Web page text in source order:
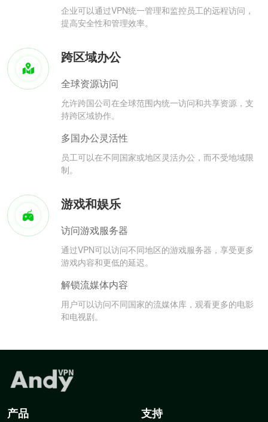
企业可以通过VPN统一管理和监控员工的远程访问，
提高安全性和管理效率。
跨区域办公
全球资源访问
允许跨国公司在全球范围内统一访问和共享资源，支
持跨区域协作。
多国办公灵活性
员工可以在不同国家或地区灵活办公，而不受地域限
制。
游戏和娱乐
访问游戏服务器
通过VPN可以访问不同地区的游戏服务器，享受更多
游戏内容和更低的延迟。
解锁流媒体内容
用户可以访问不同国家的流媒体库，观看更多的电影
和电视剧。
产品 支持